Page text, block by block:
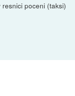
poceni (taksi)